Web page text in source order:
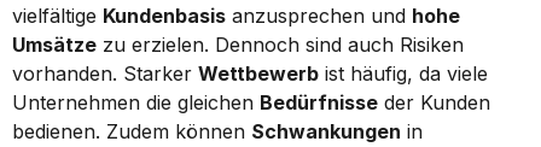
vielfältige Kundenbasis anzusprechen und hohe
Umsätze zu erzielen. Dennoch sind auch Risiken
vorhanden. Starker Wettbewerb ist häufig, da viele
Unternehmen die gleichen Bedürfnisse der Kunden
bedienen. Zudem können Schwankungen in